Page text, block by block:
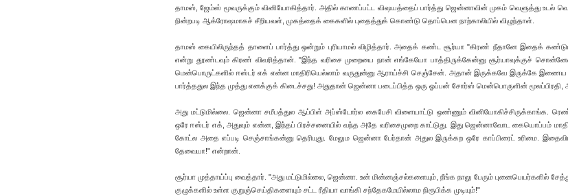
தாமஸ், ஜேம்ஸ் மூவருக்கும் வினியோகித்தார். அதில் காணப்பட்ட விஷயத்தைப் பார்த்து ஜென்னாவின் முகம் வெளுத்து உடல்
நின்றபடி ஆக்ரோஷமாகச் சீறியவள், முகத்தைக் கைகளில் புதைத்துக் கொண்டு தொப்பென நாற்காலியில் விழுந்தாள்.
தாமஸ் கையிலிருந்தத் தாளைப் பார்த்து ஒன்றும் புரியாமல் விழித்தார். அதைக் கண்ட சூர்யா "கிரண் நீதானே இதைக்
என்று தூண்டவும் கிரண் விவரித்தான். "இந்த வரிசை முறையை நான் எங்கேயோ பாத்திருக்கேன்னு சூர்யாவுக்குச்
மென்பொருட்களில் ஈஸ்டர் எக் என்ன மாதிரியெல்லாம் வருதுன்னு ஆராய்ச்சி செஞ்சேன். அதான் இருக்கவே இருக்கே
பார்த்ததுல இந்த முத்து எனக்குக் கிடைச்சது! அதுதான் ஜென்னா படைப்பித்த ஒரு ஓப்பன் சோர்ஸ் மென்பொருளின்
அது மட்டுமில்லை. ஜென்னா சமீபத்துல ஆப்பிள் அப்ஸ்டோர்ல கைபேசி விளையாட்டு ஒண்ணும் வினியோகிச்சிருக்காங்க.
ஒரே ஈஸ்டர் எக், அதுவும் என்ன, இந்தப் பிரச்சனையில் வந்த அதே வரிசைமுறை காட்டுது. இது ஜென்னாவோட கையொப்பம்
கோட்ல அதை எப்படி செஞ்சாங்கன்னு தெரியுது. மேலும ஜென்னா பேர்தான் அதுல இருக்கற ஒரே காப்பிரைட் உரிமை.
தேவையா!" என்றான்.
சூர்யா முத்தாய்ப்பு வைத்தார். "அது மட்டுமில்லை, ஜென்னா. உன் மின்னஞ்சல்களையும், நீங்க நாலு பேரும் புனைபெயர்களில்
குழுக்களில் உள்ள குறுஞ்செய்திகளையும் சட்ட ரீதியா வாங்கி சந்தேகமேயில்லாம நிரூபிக்க முடியும்!"